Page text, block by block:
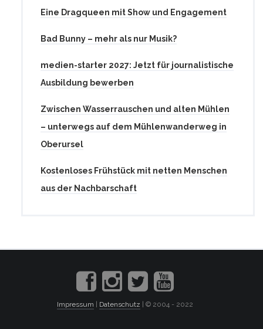
Eine Dragqueen mit Show und Engagement
Bad Bunny – mehr als nur Musik?
medien-starter 2027: Jetzt für journalistische
Ausbildung bewerben
Zwischen Wasserrauschen und alten Mühlen
– unterwegs auf dem Mühlenwanderweg in
Oberursel
Kostenloses Frühstück mit netten Menschen
aus der Nachbarschaft
Impressum Datenschutz | © 2004 - 2022